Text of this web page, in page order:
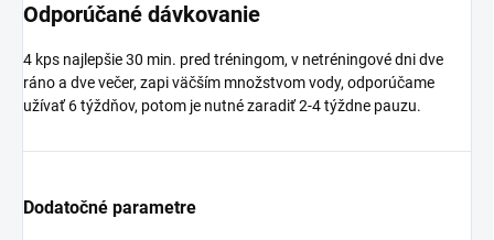
Odporúčané dávkovanie
4 kps najlepšie 30 min. pred tréningom, v netréningové dni dve
ráno a dve večer, zapi väčším množstvom vody, odporúčame
užívať 6 týždňov, potom je nutné zaradiť 2-4 týždne pauzu.
Dodatočné parametre